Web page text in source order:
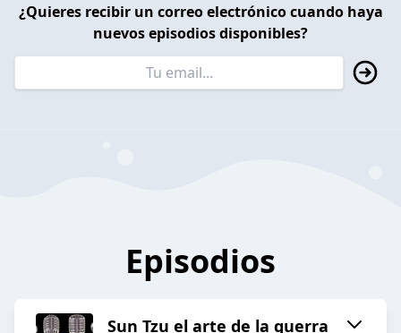
¿Quieres recibir un correo electrónico cuando haya
nuevos episodios disponibles?
Episodios
Sun Tzu el arte de la guerra